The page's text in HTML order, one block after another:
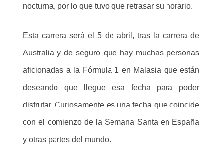
nocturna, por lo que tuvo que retrasar su horario.
Esta carrera será el 5 de abril, tras la carrera de
Australia y de seguro que hay muchas personas
aficionadas a la Fórmula 1 en Malasia que están
deseando que llegue esa fecha para poder
disfrutar. Curiosamente es una fecha que coincide
con el comienzo de la Semana Santa en España
y otras partes del mundo.